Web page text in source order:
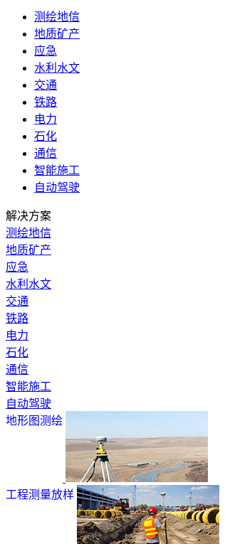
测绘地信
地质矿产
应急
水利水文
交通
铁路
电力
石化
通信
智能施工
自动驾驶
解决方案
测绘地信
地质矿产
应急
水利水文
交通
铁路
电力
石化
通信
智能施工
自动驾驶
地形图测绘
工程测量放样